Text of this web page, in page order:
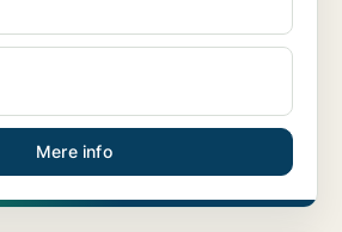
Mere info